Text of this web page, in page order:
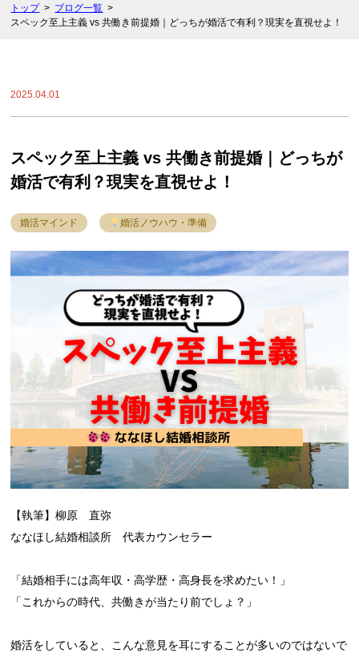
トップ
ブログ一覧
スペック至上主義 vs 共働き前提婚｜どっちが婚活で有利？現実を直視せよ！
2025.04.01
スペック至上主義 vs 共働き前提婚｜どっちが
婚活で有利？現実を直視せよ！
婚活マインド 婚活ノウハウ・準備
【執筆】柳原 直弥
ななほし結婚相談所 代表カウンセラー
「結婚相手には高年収・高学歴・高身長を求めたい！」
「これからの時代、共働きが当たり前でしょ？」
婚活をしていると、こんな意見を耳にすることが多いのではないで